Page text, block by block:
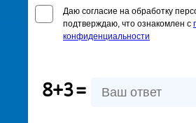
Даю согласие на обработку
подтверждаю, что ознакомлен с
конфиденциальности
8+3=